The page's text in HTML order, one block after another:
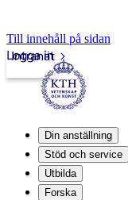
Till innehåll på sidan
Intranät
Logga in
Din anställning
Stöd och service
Utbilda
Forska